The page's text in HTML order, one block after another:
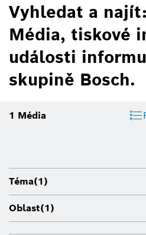
Vyhledat a najít:
Média, tiskové
události
skupině Bosch.
1 Média
Téma(1)
Oblast(1)